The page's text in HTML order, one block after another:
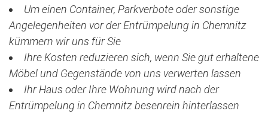
Um einen Container, Parkverbote oder sonstige
Angelegenheiten vor der Entrümpelung in Chemnitz
kümmern wir uns für Sie
Ihre Kosten reduzieren sich, wenn Sie gut erhaltene
Möbel und Gegenstände von uns verwerten lassen
Ihr Haus oder Ihre Wohnung wird nach der
Entrümpelung in Chemnitz besenrein hinterlassen